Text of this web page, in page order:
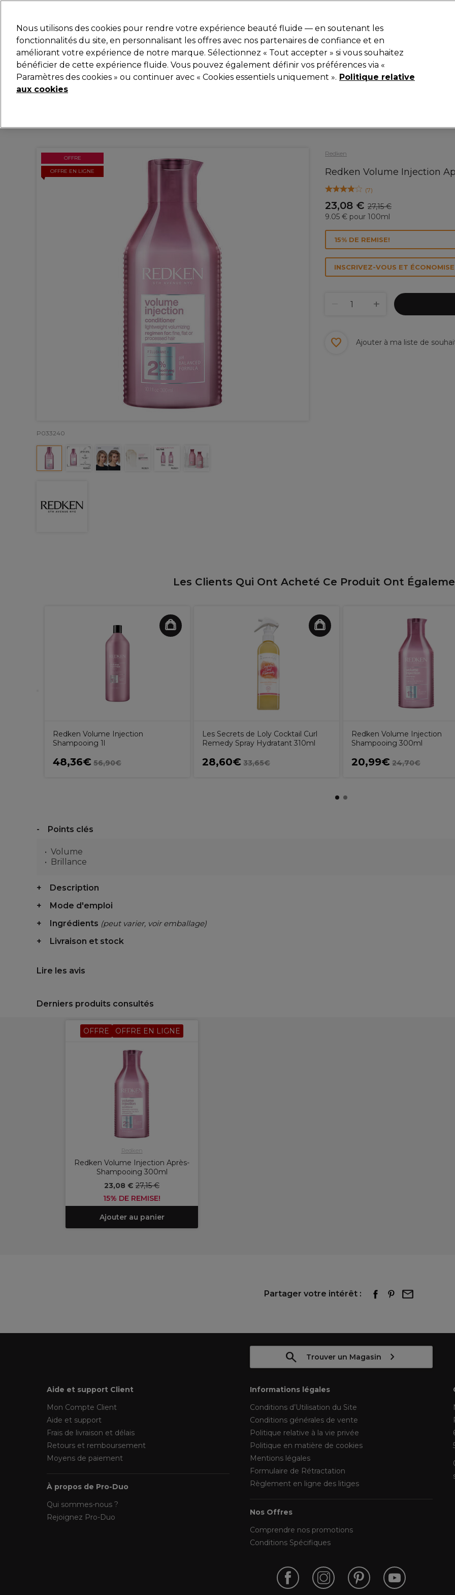
Rechercher
Marques Bons plans Coiffure Electro et Matériel Equipement de salon Beauté Hommes
Livraison et délais
Redken
Redken Volume Injection
(7)
23,08 € 27,15 €
9.05 € pour 100ml
OFFRE
OFFRE EN LIGNE
P033240
15% DE REMISE!
INSCRIVEZ-VOUS ET
Ajouter à ma liste de
Les Clients Qui Ont Acheté Ce Produit Ont
Redken Volume Injection
Shampooing 1l
48,36€ 56,90€
Les Secrets de Loly Cocktail Curl
Remedy Spray Hydratant 310ml
28,60€ 33,65€
Redken Volume Injection
Shampooing 300ml
20,99€ 24,70€
Points clés
Volume
Brillance
Description
Mode d'emploi
Ingrédients (peut varier, voir emballage)
Livraison et stock
Lire les avis
Derniers produits consultés
OFFRE OFFRE EN LIGNE
Redken
Redken Volume Injection Après-
Shampooing 300ml
23,08 € 27,15 €
15% DE REMISE!
Ajouter au panier
Partager votre intérêt :
Trouver un Magasin
Aide et support Client
Mon Compte Client
Aide et support
Frais de livraison et délais
Retours et remboursement
Moyens de paiement
À propos de Pro-Duo
Qui sommes-nous ?
Rejoignez Pro-Duo
Informations légales
Conditions d’Utilisation du Site
Conditions générales de vente
Politique relative à la vie privée
Politique en matière de cookies
Mentions légales
Formulaire de Rétractation
Règlement en ligne des litiges
Nos Offres
Comprendre nos promotions
Conditions Spécifiques
Nous utilisons des cookies pour rendre votre expérience beauté fluide — en soutenant les
fonctionnalités du site, en personnalisant les offres avec nos partenaires de confiance et en
améliorant votre expérience de notre marque. Sélectionnez « Tout accepter » si vous souhaitez
bénéficier de cette expérience fluide. Vous pouvez également définir vos préférences via «
Paramètres des cookies » ou continuer avec « Cookies essentiels uniquement ». Politique relative
aux cookies